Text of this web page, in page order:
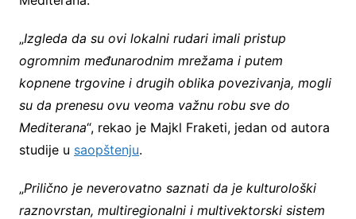
„Izgleda da su ovi lokalni rudari imali pristup
ogromnim međunarodnim mrežama i putem
kopnene trgovine i drugih oblika povezivanja, mogli
su da prenesu ovu veoma važnu robu sve do
Mediterana“, rekao je Majkl Fraketi, jedan od autora
studije u saopštenju.
„Prilično je neverovatno saznati da je kulturološki
raznovrstan, multiregionalni i multivektorski sistem